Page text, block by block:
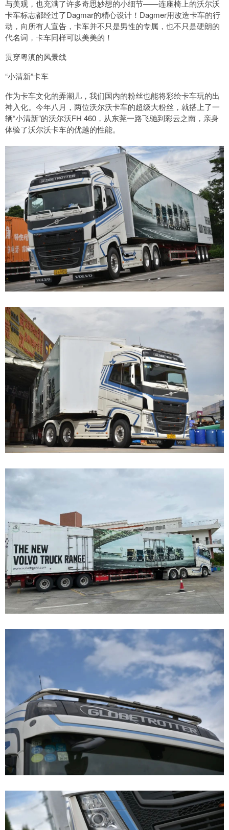
与美观，也充满了许多奇思妙想的小细节——连座椅上的沃尔沃
卡车标志都经过了Dagmar的精心设计！Dagmer用改造卡车的行
动，向所有人宣告，卡车并不只是男性的专属，也不只是硬朗的
代名词，卡车同样可以美美的！
贯穿粤滇的风景线
“小清新”卡车
作为卡车文化的弄潮儿，我们国内的粉丝也能将彩绘卡车玩的出
神入化。今年八月，两位沃尔沃卡车的超级大粉丝，就搭上了一
辆“小清新”的沃尔沃FH 460，从东莞一路飞驰到彩云之南，亲身
体验了沃尔沃卡车的优越的性能。